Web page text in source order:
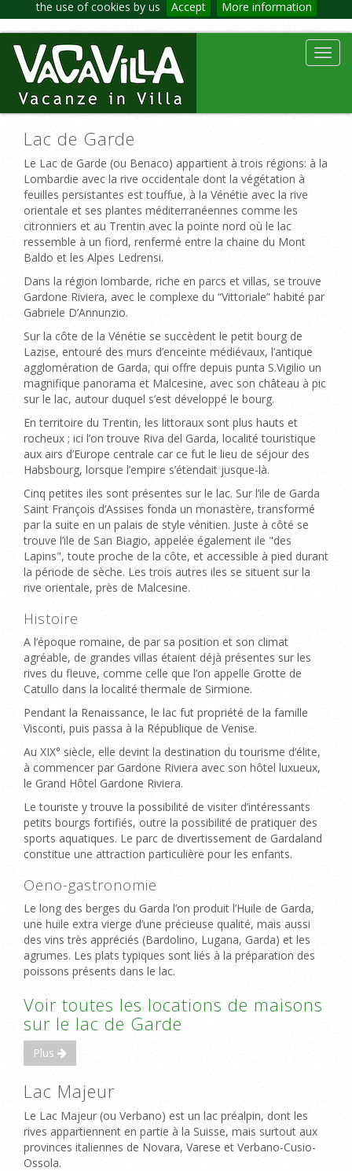
the use of cookies by us Accept More information
Lac de Garde
Le Lac de Garde (ou Benaco) appartient à trois régions: à la
Lombardie avec la rive occidentale dont la végétation à
feuilles persistantes est touffue, à la Vénétie avec la rive
orientale et ses plantes méditerranéennes comme les
citronniers et au Trentin avec la pointe nord où le lac
ressemble à un fiord, renfermé entre la chaine du Mont
Baldo et les Alpes Ledrensi.
Dans la région lombarde, riche en parcs et villas, se trouve
Gardone Riviera, avec le complexe du “Vittoriale” habité par
Gabriele D’Annunzio.
Sur la côte de la Vénétie se succèdent le petit bourg de
Lazise, entouré des murs d’enceinte médiévaux, l’antique
agglomération de Garda, qui offre depuis punta S.Vigilio un
magnifique panorama et Malcesine, avec son château à pic
sur le lac, autour duquel s’est développé le bourg.
En territoire du Trentin, les littoraux sont plus hauts et
rocheux ; ici l’on trouve Riva del Garda, localité touristique
aux airs d’Europe centrale car ce fut le lieu de séjour des
Habsbourg, lorsque l’empire s’étendait jusque-là.
Cinq petites iles sont présentes sur le lac. Sur l’ile de Garda
Saint François d’Assises fonda un monastère, transformé
par la suite en un palais de style vénitien. Juste à côté se
trouve l’ile de San Biagio, appelée également ile "des
Lapins", toute proche de la côte, et accessible à pied durant
la période de sèche. Les trois autres iles se situent sur la
rive orientale, près de Malcesine.
Histoire
A l’époque romaine, de par sa position et son climat
agréable, de grandes villas étaient déjà présentes sur les
rives du fleuve, comme celle que l’on appelle Grotte de
Catullo dans la localité thermale de Sirmione.
Pendant la Renaissance, le lac fut propriété de la famille
Visconti, puis passa à la République de Venise.
Au XIX° siècle, elle devint la destination du tourisme d’élite,
à commencer par Gardone Riviera avec son hôtel luxueux,
le Grand Hôtel Gardone Riviera.
Le touriste y trouve la possibilité de visiter d’intéressants
petits bourgs fortifiés, outre la possibilité de pratiquer des
sports aquatiques. Le parc de divertissement de Gardaland
constitue une attraction particulière pour les enfants.
Oeno-gastronomie
Le long des berges du Garda l’on produit l’Huile de Garda,
une huile extra vierge d’une précieuse qualité, mais aussi
des vins très appréciés (Bardolino, Lugana, Garda) et les
agrumes. Les plats typiques sont liés à la préparation des
poissons présents dans le lac.
Voir toutes les locations de maisons
sur le lac de Garde
Plus
Lac Majeur
Le Lac Majeur (ou Verbano) est un lac préalpin, dont les
rives appartiennent en partie à la Suisse, mais surtout aux
provinces italiennes de Novara, Varese et Verbano-Cusio-
Ossola.